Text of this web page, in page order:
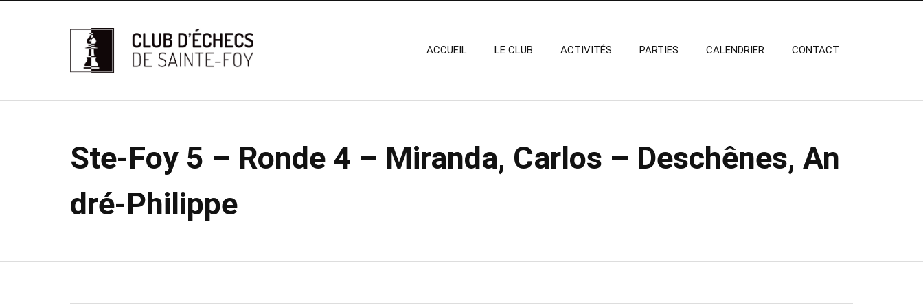
ACCUEIL LE CLUB ACTIVITÉS PARTIES CALENDRIER CONTACT
Ste-Foy 5 – Ronde 4 – Miranda, Carlos – Deschênes, An
dré-Philippe